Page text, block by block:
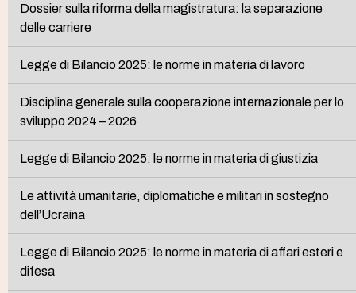
Dossier sulla riforma della magistratura: la separazione
delle carriere
Legge di Bilancio 2025: le norme in materia di lavoro
Disciplina generale sulla cooperazione internazionale per lo
sviluppo 2024 – 2026
Legge di Bilancio 2025: le norme in materia di giustizia
Le attività umanitarie, diplomatiche e militari in sostegno
dell’Ucraina
Legge di Bilancio 2025: le norme in materia di affari esteri e
difesa